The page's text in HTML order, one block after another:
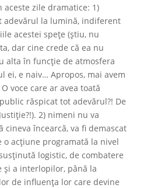
zile dramatice: 1)
adevărul la lumină, indiferent
acestei spețe (ştiu, nu
dar cine crede că ea nu
alta în funcţie de atmosfera
ei, e naiv… Apropos, mai avem
voce care ar avea toată
răspicat tot adevărul?! De
2) nimeni nu va
cineva încearcă, va fi demascat
o acţiune programată la nivel
logistic, de combatere
a interlopilor, până la
de influenţa lor care devine